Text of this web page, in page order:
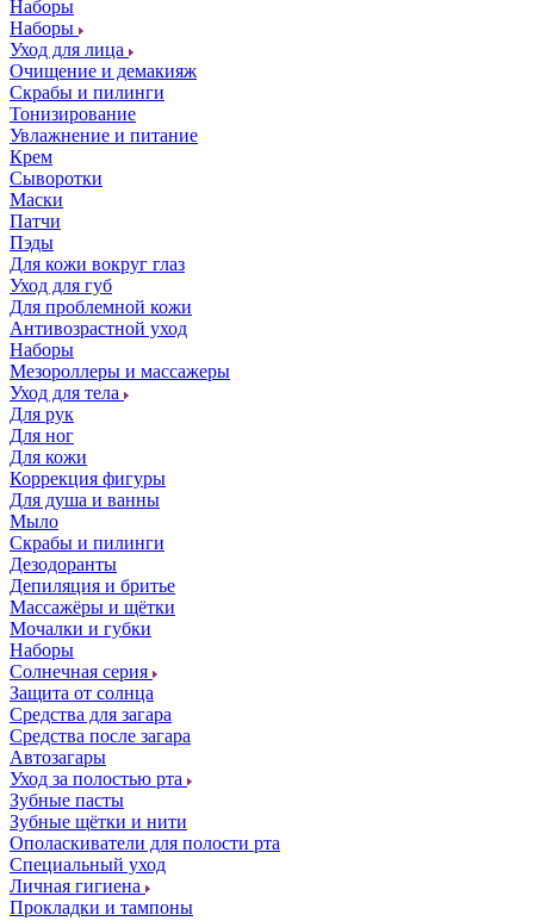
Наборы
Наборы
Уход для лица
Очищение и демакияж
Скрабы и пилинги
Тонизирование
Увлажнение и питание
Крем
Сыворотки
Маски
Патчи
Пэды
Для кожи вокруг глаз
Уход для губ
Для проблемной кожи
Антивозрастной уход
Наборы
Мезороллеры и массажеры
Уход для тела
Для рук
Для ног
Для кожи
Коррекция фигуры
Для душа и ванны
Мыло
Скрабы и пилинги
Дезодоранты
Депиляция и бритье
Массажёры и щётки
Мочалки и губки
Наборы
Солнечная серия
Защита от солнца
Средства для загара
Средства после загара
Автозагары
Уход за полостью рта
Зубные пасты
Зубные щётки и нити
Ополаскиватели для полости рта
Специальный уход
Личная гигиена
Прокладки и тампоны